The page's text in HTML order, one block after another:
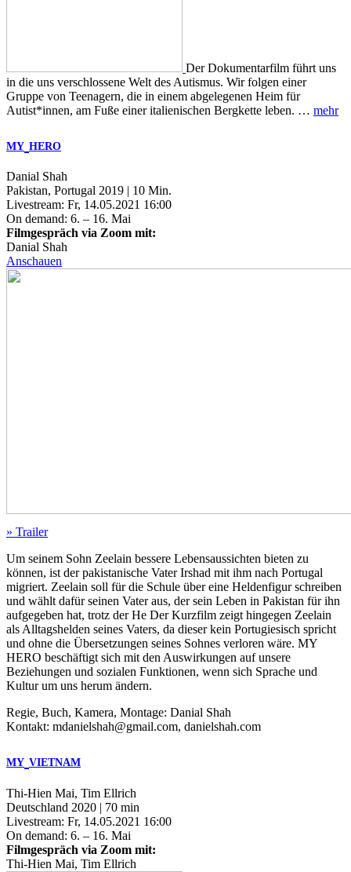
Der Dokumentarfilm führt uns
in die uns verschlossene Welt des Autismus. Wir folgen einer
Gruppe von Teenagern, die in einem abgelegenen Heim für
Autist*innen, am Fuße einer italienischen Bergkette leben. … mehr
MY HERO
Danial Shah
Pakistan, Portugal 2019 | 10 Min.
Livestream: Fr, 14.05.2021 16:00
On demand: 6. – 16. Mai
Filmgespräch via Zoom mit:
Danial Shah
Anschauen
» Trailer
Um seinem Sohn Zeelain bessere Lebensaussichten bieten zu
können, ist der pakistanische Vater Irshad mit ihm nach Portugal
migriert. Zeelain soll für die Schule über eine Heldenfigur schreiben
und wählt dafür seinen Vater aus, der sein Leben in Pakistan für ihn
aufgegeben hat, trotz der He Der Kurzfilm zeigt hingegen Zeelain
als Alltagshelden seines Vaters, da dieser kein Portugiesisch spricht
und ohne die Übersetzungen seines Sohnes verloren wäre. MY
HERO beschäftigt sich mit den Auswirkungen auf unsere
Beziehungen und sozialen Funktionen, wenn sich Sprache und
Kultur um uns herum ändern.
Regie, Buch, Kamera, Montage: Danial Shah
Kontakt: mdanielshah@gmail.com, danielshah.com
MY VIETNAM
Thi-Hien Mai, Tim Ellrich
Deutschland 2020 | 70 min
Livestream: Fr, 14.05.2021 16:00
On demand: 6. – 16. Mai
Filmgespräch via Zoom mit:
Thi-Hien Mai, Tim Ellrich